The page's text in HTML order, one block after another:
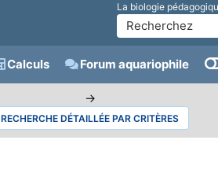
La biologie
Calculs Forum aquariophile
→
RECHERCHE DÉTAILLÉE PAR CRITÈRES